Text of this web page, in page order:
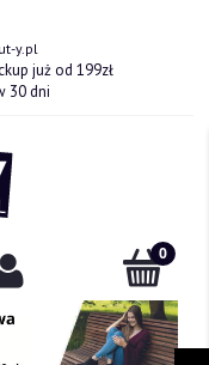
y.pl
już od 199zł
30 dni